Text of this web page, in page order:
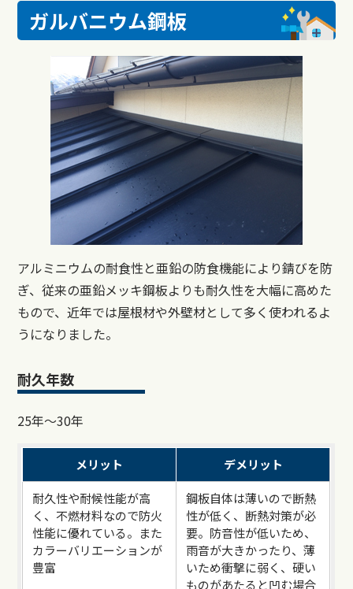
ガルバニウム鋼板
アルミニウムの耐食性と亜鉛の防食機能により錆びを防
ぎ、従来の亜鉛メッキ鋼板よりも耐久性を大幅に高めた
もので、近年では屋根材や外壁材として多く使われるよ
うになりました。
耐久年数
25年～30年
メリット デメリット
耐久性や耐候性能が高
く、不燃材料なので防火
性能に優れている。また
カラーバリエーションが
豊富
鋼板自体は薄いので断熱
性が低く、断熱対策が必
要。防音性が低いため、
雨音が大きかったり、薄
いため衝撃に弱く、硬い
ものがあたると凹む場合